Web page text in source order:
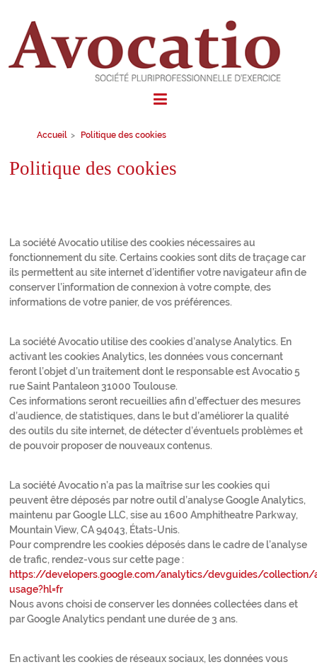
Pluriprofessionnelle
Accueil > Politique des cookies
Politique des cookies
La société Avocatio utilise des cookies nécessaires au
fonctionnement du site. Certains cookies sont dits de traçage car
ils permettent au site internet d’identifier votre navigateur afin de
conserver l’information de connexion à votre compte, des
informations de votre panier, de vos préférences.
La société Avocatio utilise des cookies d’analyse Analytics. En
activant les cookies Analytics, les données vous concernant
feront l’objet d’un traitement dont le responsable est Avocatio 5
rue Saint Pantaleon 31000 Toulouse.
Ces informations seront recueillies afin d’effectuer des mesures
d’audience, de statistiques, dans le but d’améliorer la qualité
des outils du site internet, de détecter d’éventuels problèmes et
de pouvoir proposer de nouveaux contenus.
La société Avocatio n’a pas la maîtrise sur les cookies qui
peuvent être déposés par notre outil d’analyse Google Analytics,
maintenu par Google LLC, sise au 1600 Amphitheatre Parkway,
Mountain View, CA 94043, États-Unis.
Pour comprendre les cookies déposés dans le cadre de l’analyse
de trafic, rendez-vous sur cette page :
https://developers.google.com/analytics/devguides/collection/
usage?hl=fr
Nous avons choisi de conserver les données collectées dans et
par Google Analytics pendant une durée de 3 ans.
En activant les cookies de réseaux sociaux, les données vous